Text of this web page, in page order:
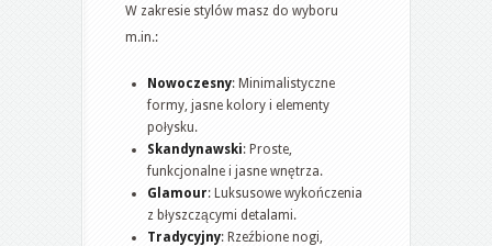
W zakresie stylów masz do wyboru
m.in.:
Nowoczesny: Minimalistyczne
formy, jasne kolory i elementy
połysku.
Skandynawski: Proste,
funkcjonalne i jasne wnętrza.
Glamour: Luksusowe wykończenia
z błyszczącymi detalami.
Tradycyjny: Rzeźbione nogi,